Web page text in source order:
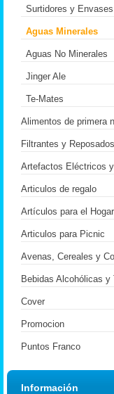
Surtidores y
Aguas Minerales
Aguas No Minerales
Jinger Ale
Te-Mates
Alimentos de primera
Filtrantes y Reposados
Artefactos Eléctricos
Articulos de regalo
Artículos para el Hogar
Articulos para Picnic
Avenas, Cereales y
Bebidas Alcohólicas y
Cover
Promocion
Puntos Franco
Información